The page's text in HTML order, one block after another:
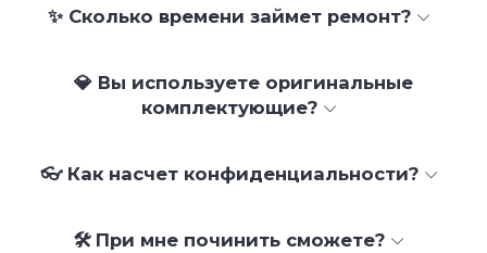
✨ Сколько времени займет ремонт?
💎 Вы используете оригинальные
комплектующие?
👓 Как насчет конфиденциальности?
🛠 При мне починить сможете?